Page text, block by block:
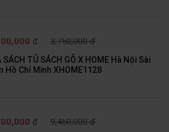
đ 3,750,000 đ
SÁCH TỦ SÁCH GỖ X HOME Hà Nội Sài
Hồ Chí Minh XHOME1128
đ 9,450,000 đ